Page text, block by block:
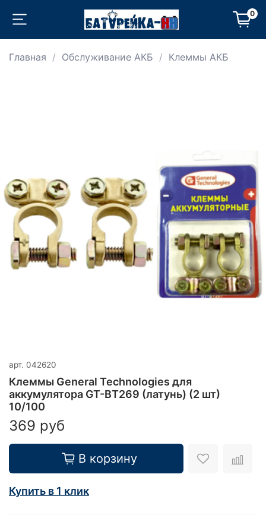
0
Главная Обслуживание АКБ Клеммы АКБ
арт. 042620
Клеммы General Technologies для
аккумулятора GT-BT269 (латунь) (2 шт)
10/100
369 руб
В корзину
Купить в 1 клик